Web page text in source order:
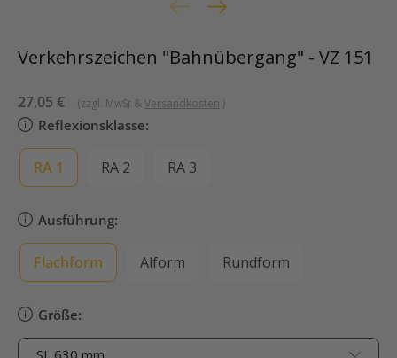
Verkehrszeichen "Bahnübergang" - VZ 151
Sonderpreis
27,05 € (zzgl. MwSt & Versandkosten )
Reflexionsklasse:
RA 1 RA 2 RA 3
Ausführung:
Flachform Alform Rundform
Größe: